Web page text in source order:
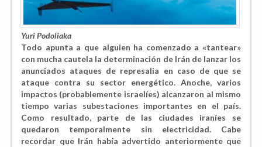
Yuri Podoliaka
Todo apunta a que alguien ha comenzado a «tantear»
con mucha cautela la determinación de Irán de lanzar los
anunciados ataques de represalia en caso de que se
ataque contra su sector energético. Anoche, varios
impactos (probablemente israelíes) alcanzaron al mismo
tiempo varias subestaciones importantes en el país.
Como resultado, parte de las ciudades iraníes se
quedaron temporalmente sin electricidad. Cabe
recordar que Irán había advertido anteriormente que